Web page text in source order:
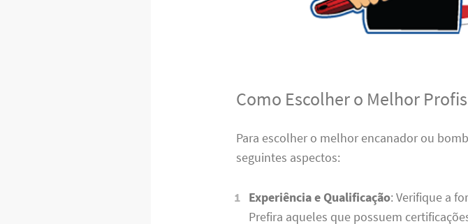
Como Escolher o Melhor
Para escolher o melhor encanador ou
seguintes aspectos:
Experiência e Qualificação: Verifique a
Prefira aqueles que possuem